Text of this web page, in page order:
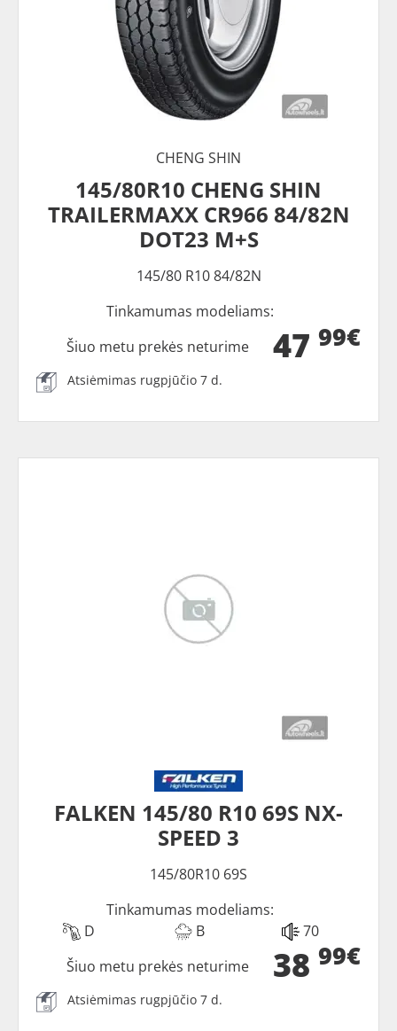
CHENG SHIN
145/80R10 CHENG SHIN
TRAILERMAXX CR966 84/82N
DOT23 M+S
145/80 R10 84/82N
Tinkamumas modeliams:
47 99€
Šiuo metu prekės neturime
Atsiėmimas rugpjūčio 7 d.
FALKEN 145/80 R10 69S NX-
SPEED 3
145/80R10 69S
Tinkamumas modeliams:
D
B 70
38 99€
Šiuo metu prekės neturime
Atsiėmimas rugpjūčio 7 d.